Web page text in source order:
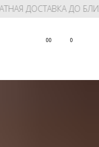
ДОСТАВКА ДО
0
00